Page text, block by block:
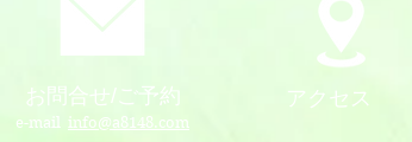
お問合せ/ご予約
e-mail info@a8148.com
アクセス